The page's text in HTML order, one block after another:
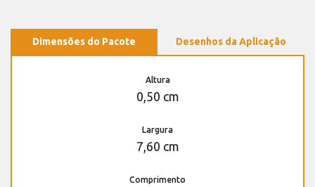
Dimensões do Pacote Desenhos da Aplicação
Altura
0,50 cm
Largura
7,60 cm
Comprimento